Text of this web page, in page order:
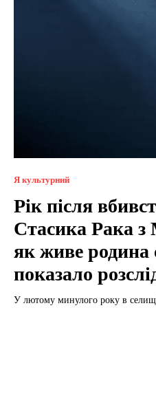
Я культурний
Рік після
Стасика Рака з
як живе родина
показало
У лютому минулого року в